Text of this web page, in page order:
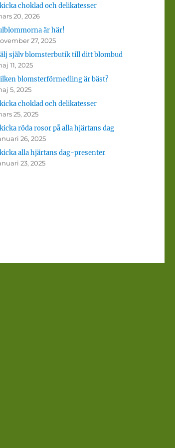
choklad och delikatesser
20, 2026
är här!
27, 2025
själv blomsterbutik till ditt blombud
11, 2025
blomsterförmedling är bäst?
5, 2025
choklad och delikatesser
25, 2025
röda rosor på alla hjärtans dag
26, 2025
alla hjärtans dag-presenter
23, 2025